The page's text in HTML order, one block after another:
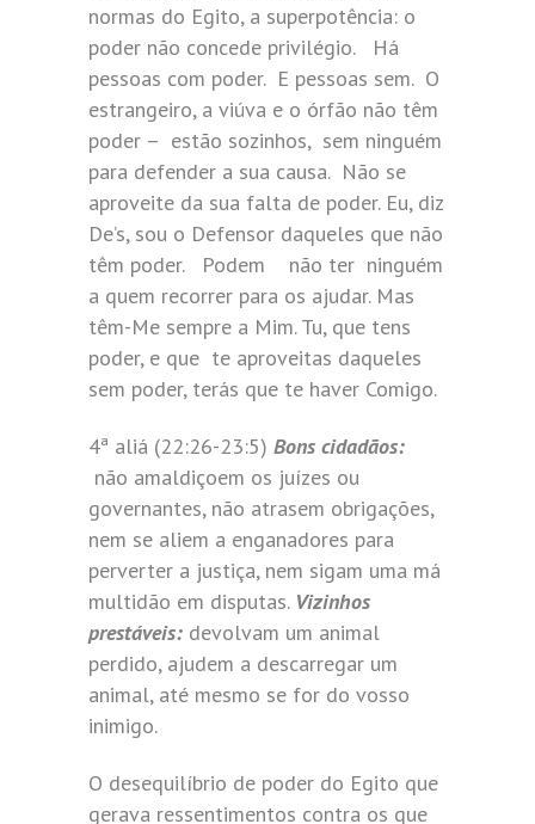
normas do Egito, a superpotência: o
poder não concede privilégio. Há
pessoas com poder. E pessoas sem. O
estrangeiro, a viúva e o órfão não têm
poder – estão sozinhos, sem ninguém
para defender a sua causa. Não se
aproveite da sua falta de poder. Eu, diz
De’s, sou o Defensor daqueles que não
têm poder. Podem não ter ninguém
a quem recorrer para os ajudar. Mas
têm-Me sempre a Mim. Tu, que tens
poder, e que te aproveitas daqueles
sem poder, terás que te haver Comigo.
4ª aliá (22:26-23:5) Bons cidadãos:
não amaldiçoem os juízes ou
governantes, não atrasem obrigações,
nem se aliem a enganadores para
perverter a justiça, nem sigam uma má
multidão em disputas. Vizinhos
prestáveis: devolvam um animal
perdido, ajudem a descarregar um
animal, até mesmo se for do vosso
inimigo.
O desequilíbrio de poder do Egito que
gerava ressentimentos contra os que